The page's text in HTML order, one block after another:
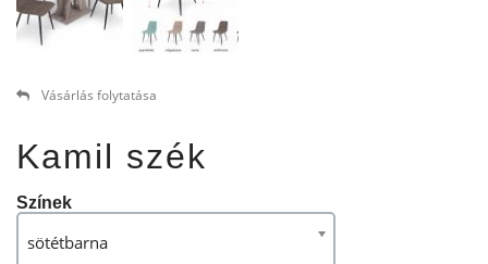
Vásárlás folytatása
Kamil szék
Színek
sötétbarna